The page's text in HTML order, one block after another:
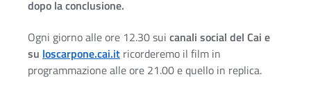
dopo la conclusione.
Ogni giorno alle ore 12.30 sui canali social del Cai e
su loscarpone.cai.it ricorderemo il film in
programmazione alle ore 21.00 e quello in replica.